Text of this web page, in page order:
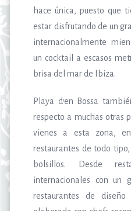
hace única, puesto que
estar disfrutando de un
internacionalmente
un cocktail a escasos
brisa del mar de Ibiza.
Playa d’en Bossa
respecto a muchas otras
vienes a esta zona,
restaurantes de todo
bolsillos. Desde
internacionales con un
restaurantes de